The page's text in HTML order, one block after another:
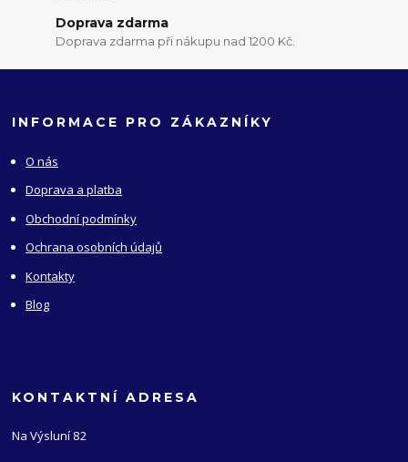
Doprava zdarma
Doprava zdarma při nákupu nad 1200 Kč.
INFORMACE PRO ZÁKAZNÍKY
O nás
Doprava a platba
Obchodní podmínky
Ochrana osobních údajů
Kontakty
Blog
KONTAKTNÍ ADRESA
Na Výsluní 82